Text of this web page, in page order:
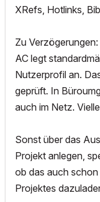
XRefs, Hotlinks,
Zu Verzögerungen:
AC legt
Nutzerprofil an.
geprüft. In
auch im Netz.
Sonst über das
Projekt anlegen,
ob das auch
Projektes